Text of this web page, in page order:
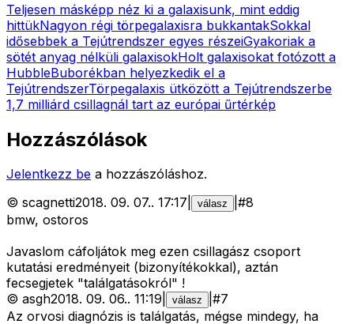
Teljesen másképp néz ki a galaxisunk, mint eddig
hittükNagyon régi törpegalaxisra bukkantakSokkal
idősebbek a Tejútrendszer egyes részeiGyakoriak a
sötét anyag nélküli galaxisokHolt galaxisokat fotózott a
HubbleBuborékban helyezkedik el a
TejútrendszerTörpegalaxis ütközött a Tejútrendszerbe
1,7 milliárd csillagnál tart az európai űrtérkép
Hozzászólások
Jelentkezz be a hozzászóláshoz.
© scagnetti2018. 09. 07.. 17:17 válasz #8
bmw, ostoros
Javaslom cáfoljátok meg ezen csillagász csoport
kutatási eredményeit (bizonyítékokkal), aztán
fecsegjetek "találgatásokról" !
© asgh2018. 09. 06.. 11:19 válasz #7
Az orvosi diagnózis is találgatás, mégse mindegy, ha